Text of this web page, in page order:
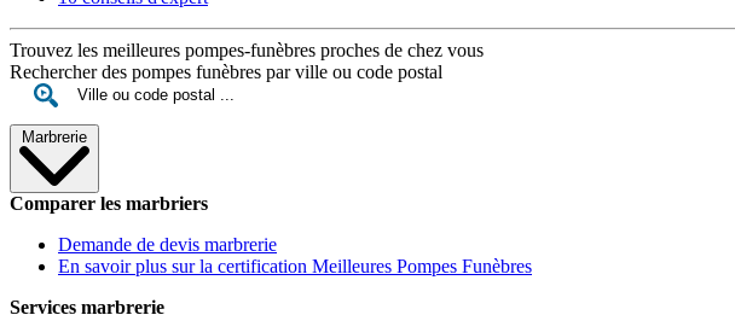
Trouvez les meilleures pompes-funèbres proches de chez vous
Rechercher des pompes funèbres par ville ou code postal
Marbrerie
Comparer les marbriers
Demande de devis marbrerie
En savoir plus sur la certification Meilleures Pompes Funèbres
Services marbrerie